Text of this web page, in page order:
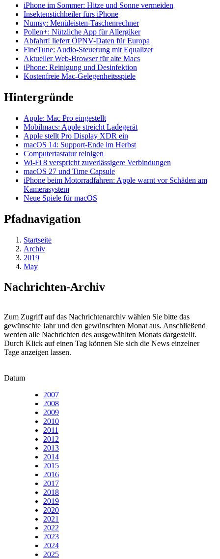
iPhone im Sommer: Hitze und Sonne vermeiden
Insektenstichheiler fürs iPhone
Numsy: Menüleisten-Taschenrechner
Pollen+: Nützliche App für Allergiker
Abfahrt! liefert ÖPNV-Daten für Europa
FineTune: Audio-Steuerung mit Equalizer
Aktueller Web-Browser für alte Macs
iPhone: Reinigung und Desinfektion
Kostenfreie Mac-Gelegenheitsspiele
Hintergründe
Apple: Mac Pro eingestellt
Mobilmacs: Apple streicht Ladegerät
Apple stellt Pro Display XDR ein
macOS 14: Support-Ende im Herbst
Computertastatur reinigen
Wi-Fi 8 verspricht zuverlässigere Verbindungen
macOS 27 und Time Capsule
iPhone beim Motorradfahren: Apple warnt vor Schäden am
Kamerasystem
Neue Spiele für macOS
Pfadnavigation
Startseite
Archiv
2019
May
Nachrichten-Archiv
Zum Zugriff auf das Nachrichtenarchiv wählen Sie bitte das
gewünschte Jahr und den gewünschten Monat aus. Anschließend
werden alle Nachrichten des ausgewählten Monats dargestellt.
Durch Klick auf einen Tag können Sie sich die News einzelner
Tage anzeigen lassen.
Datum
2007
2008
2009
2010
2011
2012
2013
2014
2015
2016
2017
2018
2019
2020
2021
2022
2023
2024
2025